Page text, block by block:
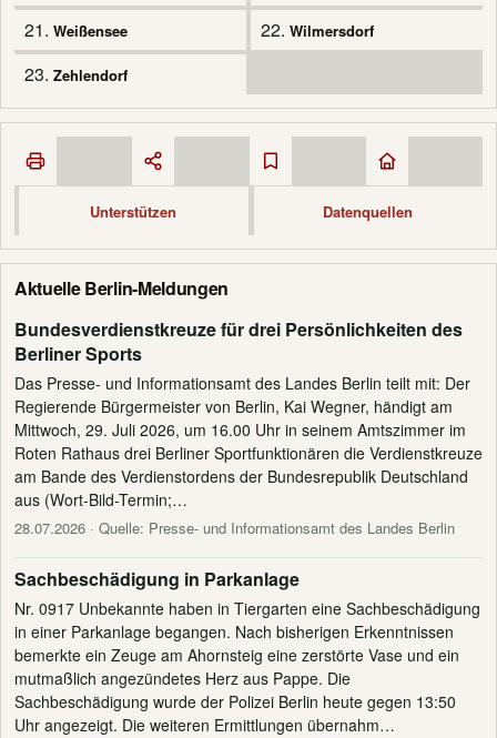
21. Weißensee 22. Wilmersdorf
23. Zehlendorf
Unterstützen Datenquellen
Aktuelle Berlin-Meldungen
Bundesverdienstkreuze für drei Persönlichkeiten des
Berliner Sports
Das Presse- und Informationsamt des Landes Berlin teilt mit: Der
Regierende Bürgermeister von Berlin, Kai Wegner, händigt am
Mittwoch, 29. Juli 2026, um 16.00 Uhr in seinem Amtszimmer im
Roten Rathaus drei Berliner Sportfunktionären die Verdienstkreuze
am Bande des Verdienstordens der Bundesrepublik Deutschland
aus (Wort-Bild-Termin;…
28.07.2026 · Quelle: Presse- und Informationsamt des Landes Berlin
Sachbeschädigung in Parkanlage
Nr. 0917 Unbekannte haben in Tiergarten eine Sachbeschädigung
in einer Parkanlage begangen. Nach bisherigen Erkenntnissen
bemerkte ein Zeuge am Ahornsteig eine zerstörte Vase und ein
mutmaßlich angezündetes Herz aus Pappe. Die
Sachbeschädigung wurde der Polizei Berlin heute gegen 13:50
Uhr angezeigt. Die weiteren Ermittlungen übernahm…